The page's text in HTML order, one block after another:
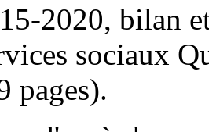
2020, bilan
sociaux
pages).